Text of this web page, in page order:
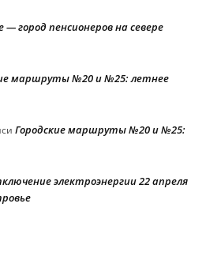
— город пенсионеров на севере
маршруты №20 и №25: летнее
Городские маршруты №20 и №25:
электроэнергии 22 апреля